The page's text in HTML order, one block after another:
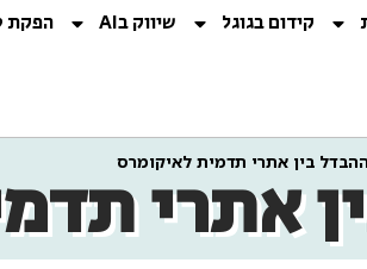
קידום בגוגל שיווק בAI הפקת
ההבדל בין אתרי תדמית לאיקומרס
אתרי